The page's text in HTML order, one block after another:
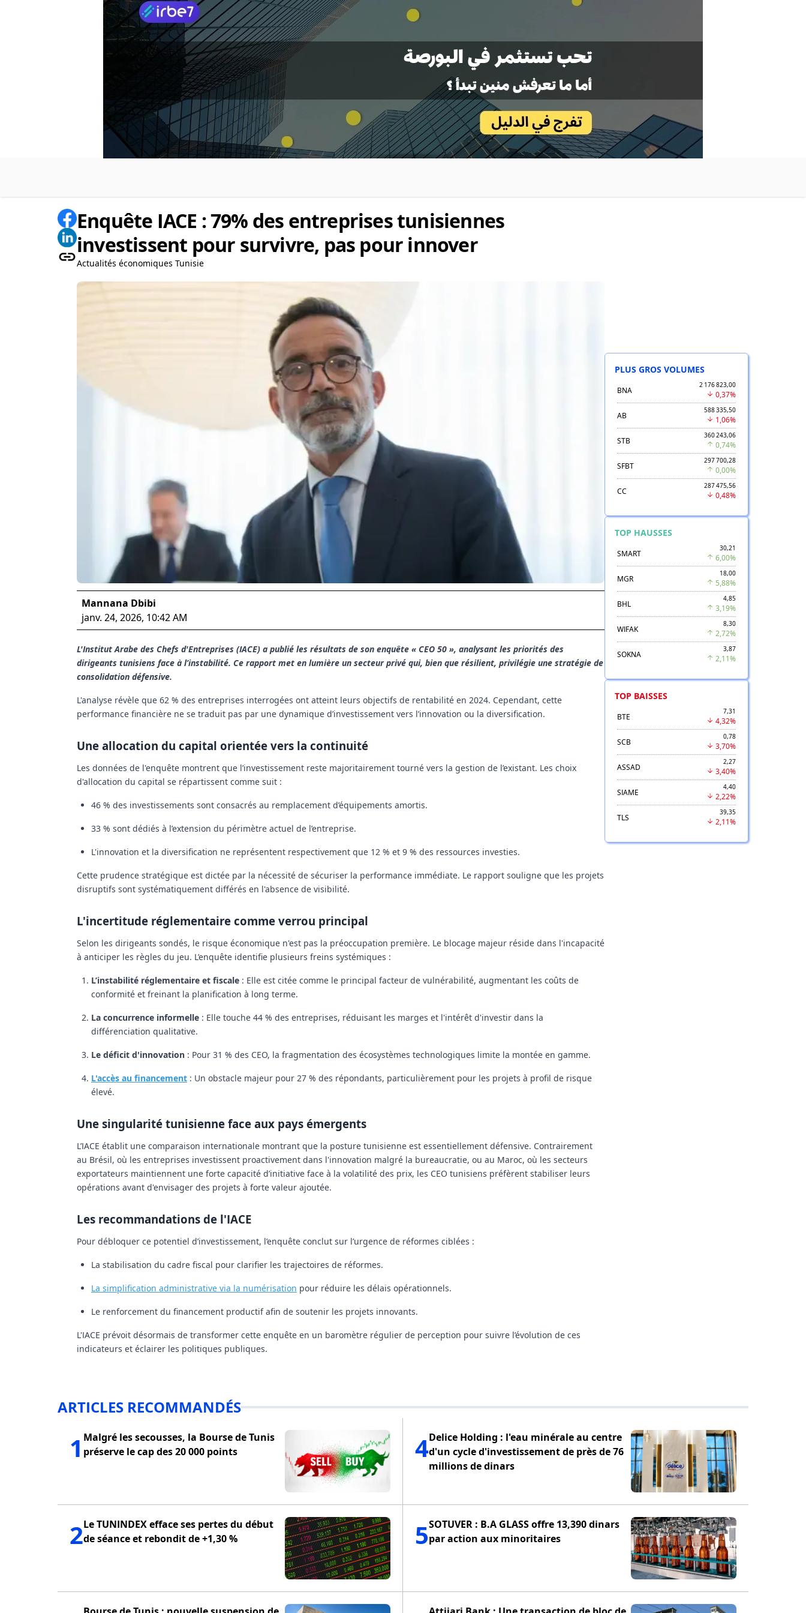
Enquête IACE : 79% des entreprises tunisiennes
investissent pour survivre, pas pour innover
Actualités économiques Tunisie
Mannana Dbibi
janv. 24, 2026, 10:42 AM
L'Institut Arabe des Chefs d'Entreprises (IACE) a publié les résultats de son enquête « CEO 50 », analysant les priorités des
dirigeants tunisiens face à l’instabilité. Ce rapport met en lumière un secteur privé qui, bien que résilient, privilégie une stratégie de
consolidation défensive.
L'analyse révèle que 62 % des entreprises interrogées ont atteint leurs objectifs de rentabilité en 2024. Cependant, cette
performance financière ne se traduit pas par une dynamique d’investissement vers l’innovation ou la diversification.
Une allocation du capital orientée vers la continuité
Les données de l'enquête montrent que l’investissement reste majoritairement tourné vers la gestion de l’existant. Les choix
d'allocation du capital se répartissent comme suit :
46 % des investissements sont consacrés au remplacement d’équipements amortis.
33 % sont dédiés à l’extension du périmètre actuel de l’entreprise.
L'innovation et la diversification ne représentent respectivement que 12 % et 9 % des ressources investies.
Cette prudence stratégique est dictée par la nécessité de sécuriser la performance immédiate. Le rapport souligne que les projets
disruptifs sont systématiquement différés en l'absence de visibilité.
L'incertitude réglementaire comme verrou principal
Selon les dirigeants sondés, le risque économique n'est pas la préoccupation première. Le blocage majeur réside dans l'incapacité
à anticiper les règles du jeu. L’enquête identifie plusieurs freins systémiques :
L’instabilité réglementaire et fiscale : Elle est citée comme le principal facteur de vulnérabilité, augmentant les coûts de
conformité et freinant la planification à long terme.
La concurrence informelle : Elle touche 44 % des entreprises, réduisant les marges et l'intérêt d'investir dans la
différenciation qualitative.
Le déficit d'innovation : Pour 31 % des CEO, la fragmentation des écosystèmes technologiques limite la montée en gamme.
L'accès au financement : Un obstacle majeur pour 27 % des répondants, particulièrement pour les projets à profil de risque
élevé.
Une singularité tunisienne face aux pays émergents
L’IACE établit une comparaison internationale montrant que la posture tunisienne est essentiellement défensive. Contrairement
au Brésil, où les entreprises investissent proactivement dans l'innovation malgré la bureaucratie, ou au Maroc, où les secteurs
exportateurs maintiennent une forte capacité d’initiative face à la volatilité des prix, les CEO tunisiens préfèrent stabiliser leurs
opérations avant d'envisager des projets à forte valeur ajoutée.
Les recommandations de l'IACE
Pour débloquer ce potentiel d’investissement, l’enquête conclut sur l’urgence de réformes ciblées :
La stabilisation du cadre fiscal pour clarifier les trajectoires de réformes.
La simplification administrative via la numérisation pour réduire les délais opérationnels.
Le renforcement du financement productifafin de soutenir les projets innovants.
L'IACE prévoit désormais de transformer cette enquête en un baromètre régulier de perception pour suivre l’évolution de ces
indicateurs et éclairer les politiques publiques.
PLUS GROS VOLUMES
BNA
2 176 823,00
0,37%
AB
588 335,50
1,06%
STB
360 243,06
0,74%
SFBT
297 700,28
0,00%
CC
287 475,56
0,48%
TOP HAUSSES
SMART
30,21
6,00%
MGR
18,00
5,88%
BHL
4,85
3,19%
WIFAK
8,30
2,72%
SOKNA
3,87
2,11%
TOP BAISSES
BTE
7,31
4,32%
SCB
0,78
3,70%
ASSAD
2,27
3,40%
SIAME
4,40
2,22%
TLS
39,35
2,11%
ARTICLES RECOMMANDÉS
1 Malgré les secousses, la Bourse de Tunis
préserve le cap des 20 000 points
2Le TUNINDEX efface ses pertes du début
de séance et rebondit de +1,30 %
4Delice Holding : l'eau minérale au centre
d'un cycle d'investissement de près de 76
millions de dinars
5SOTUVER : B.A GLASS offre 13,390 dinars
par action aux minoritaires